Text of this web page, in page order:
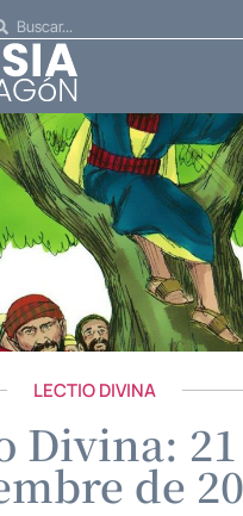
LECTIO DIVINA
Divina:
de